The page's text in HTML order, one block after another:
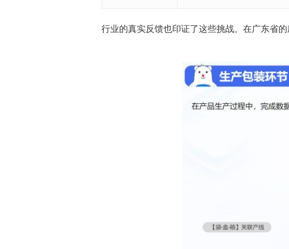
行业的真实反馈也印证了这些挑战。在广东省